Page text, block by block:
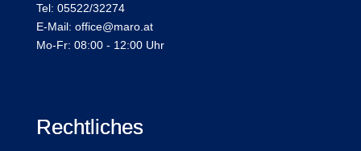
Tel: 05522/32274
E-Mail: office@maro.at
Mo-Fr: 08:00 - 12:00 Uhr
Rechtliches